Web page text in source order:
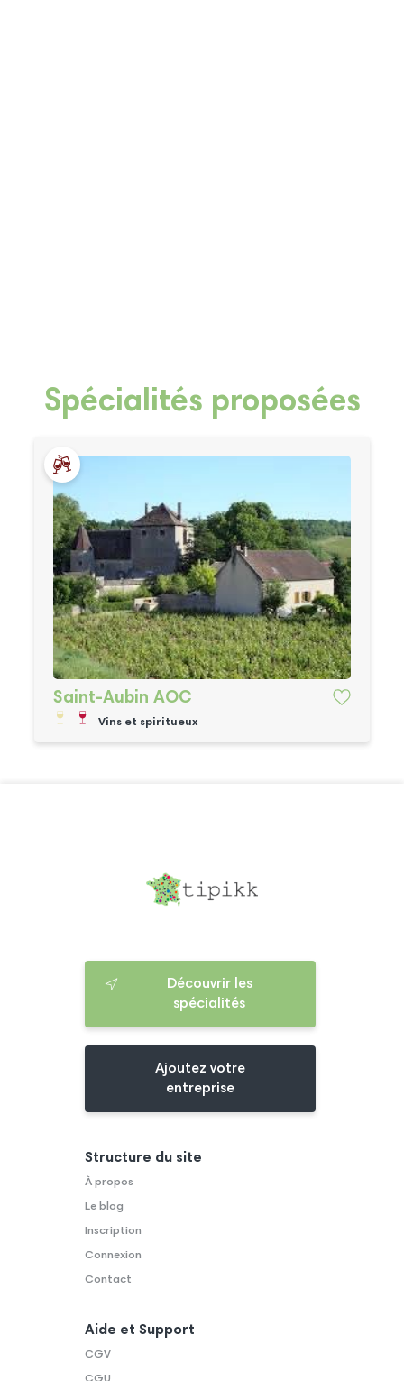
Spécialités proposées
Saint-Aubin AOC
Vins et spiritueux
Découvrir les
spécialités
Ajoutez votre
entreprise
Structure du site
À propos
Le blog
Inscription
Connexion
Contact
Aide et Support
CGV